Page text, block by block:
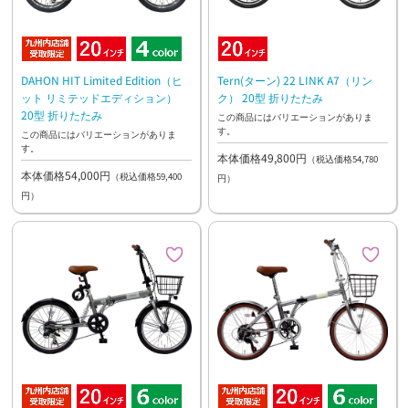
DAHON HIT Limited Edition（ヒ
ット リミテッドエディション）
20型 折りたたみ
この商品にはバリエーションがありま
す。
本体価格54,000円 （税込価格59,400
円）
Tern(ターン) 22 LINK A7（リン
ク） 20型 折りたたみ
この商品にはバリエーションがありま
す。
本体価格49,800円 （税込価格54,780
円）